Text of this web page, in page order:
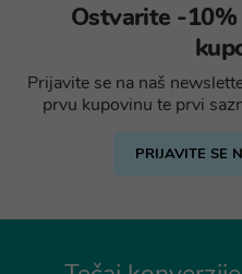
Ostvarite -
Prijavite se na naš
prvu kupovinu te prvi
PRIJAVITE SE